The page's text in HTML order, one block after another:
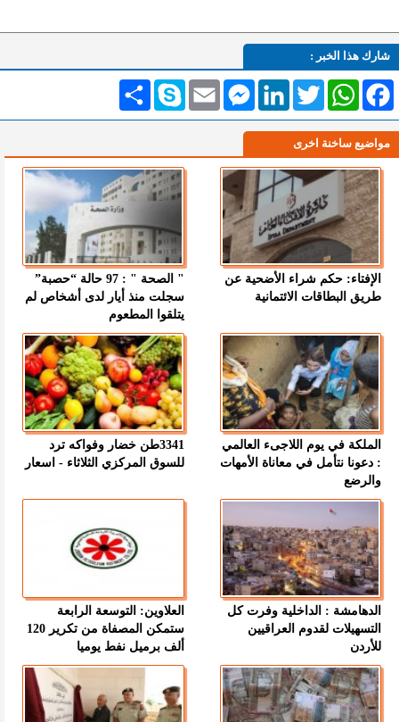
شارك هذا الخبر :
انشر Skype Email
MessengerLinkedInTwitterWhatsAppFacebook
مواضيع ساخنة اخرى
الإفتاء: حكم شراء الأضحية عن
طريق البطاقات الائتمانية
" الصحة " : 97 حالة “حصبة”
سجلت منذ أيار لدى أشخاص لم
يتلقوا المطعوم
الملكة في يوم اللاجىء العالمي
: دعونا نتأمل في معاناة الأمهات
والرضع
3341طن خضار وفواكه ترد
للسوق المركزي الثلاثاء - اسعار
الدهامشة : الداخلية وفرت كل
التسهيلات لقدوم العراقيين
للأردن
العلاوين: التوسعة الرابعة
ستمكن المصفاة من تكرير 120
ألف برميل نفط يوميا